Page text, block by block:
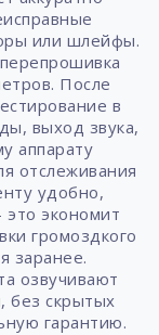
или шлейфы.
После
в
выход звука,
аппарату
отслеживания
удобно,
экономит
громоздкого
заранее.
озвучивают
без скрытых
гарантию.